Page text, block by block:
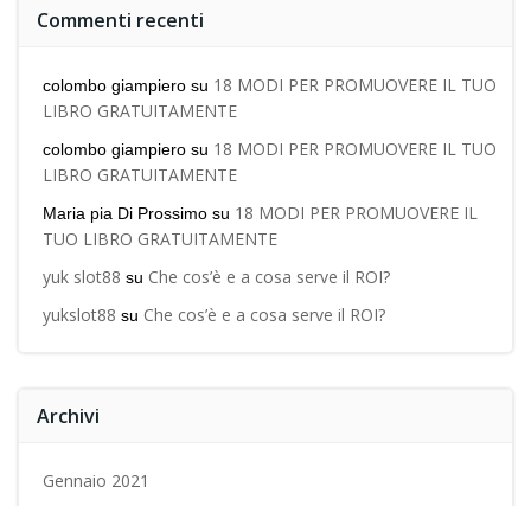
Commenti recenti
colombo giampiero su 18 MODI PER PROMUOVERE IL TUO
LIBRO GRATUITAMENTE
colombo giampiero su 18 MODI PER PROMUOVERE IL TUO
LIBRO GRATUITAMENTE
Maria pia Di Prossimo su 18 MODI PER PROMUOVERE IL
TUO LIBRO GRATUITAMENTE
yuk slot88 su Che cos’è e a cosa serve il ROI?
yukslot88 su Che cos’è e a cosa serve il ROI?
Archivi
Gennaio 2021